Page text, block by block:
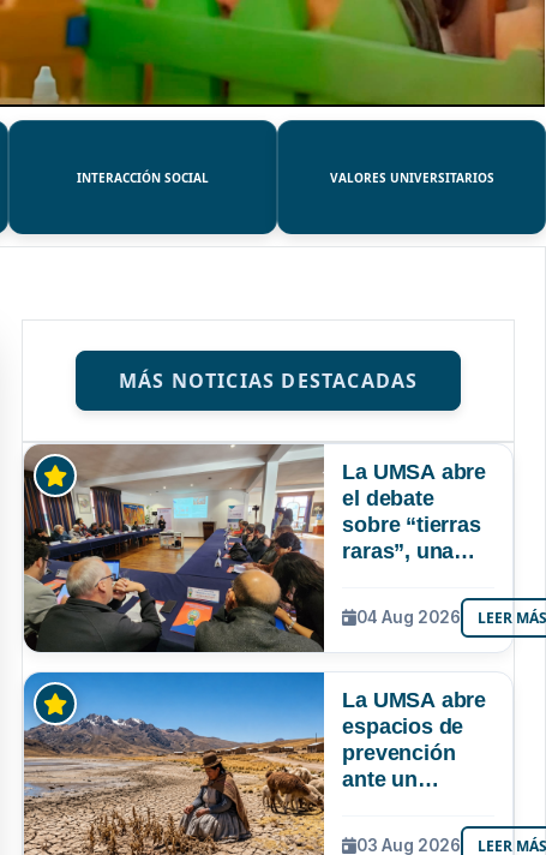
INTERACCIÓN SOCIAL VALORES UNIVERSITARIOS
MÁS NOTICIAS DESTACADAS
La UMSA abre
el debate
sobre “tierras
raras”, una
mineral que
Bolivia aún no
explora ni
04 Aug 2026 LEER
La UMSA abre
espacios de
prevención
ante un
Niño que
03 Aug 2026 LEER